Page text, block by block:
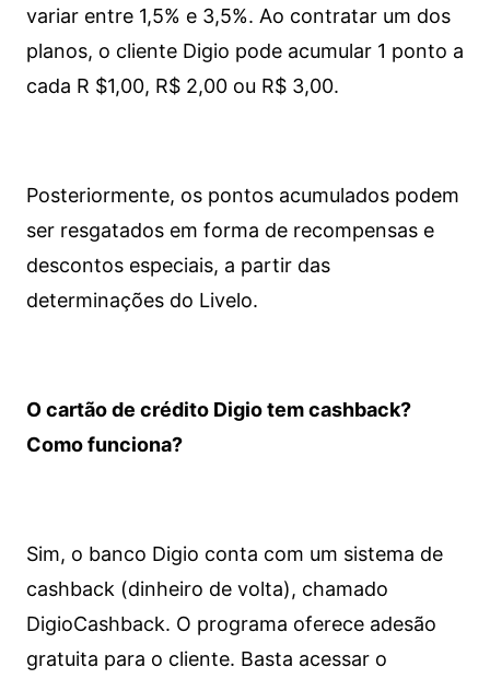
variar entre 1,5% e 3,5%. Ao contratar um dos
planos, o cliente Digio pode acumular 1 ponto a
cada R $1,00, R$ 2,00 ou R$ 3,00.
Posteriormente, os pontos acumulados podem
ser resgatados em forma de recompensas e
descontos especiais, a partir das
determinações do Livelo.
O cartão de crédito Digio tem cashback?
Como funciona?
Sim, o banco Digio conta com um sistema de
cashback (dinheiro de volta), chamado
DigioCashback. O programa oferece adesão
gratuita para o cliente. Basta acessar o